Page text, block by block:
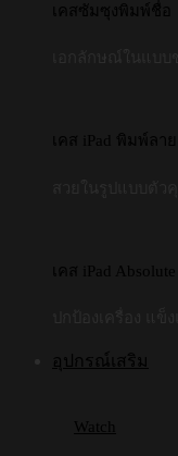
เคสซัมซุงพิมพ์ชื่อ
เคส iPad พิมพ์ลาย
เคส iPad Absolute
อุปกรณ์เสริม
Watch